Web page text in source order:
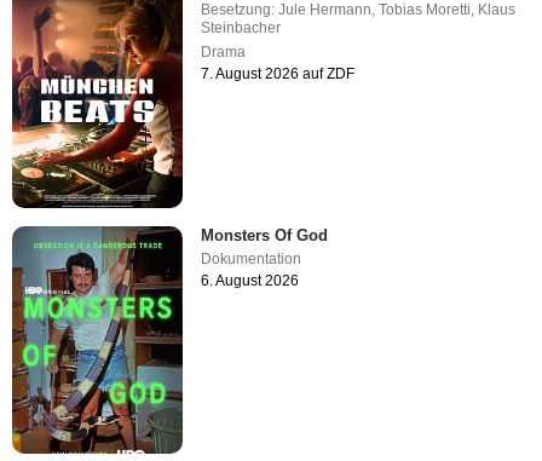
Besetzung:Jule Hermann,Tobias Moretti, Klaus
Steinbacher
Drama
7. August 2026 auf ZDF
Monsters Of God
Dokumentation
6. August 2026